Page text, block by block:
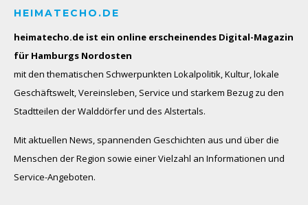
HEIMATECHO.DE
heimatecho.de ist ein online erscheinendes Digital-Magazin
für Hamburgs Nordosten
mit den thematischen Schwerpunkten Lokalpolitik, Kultur, lokale
Geschäftswelt, Vereinsleben, Service und starkem Bezug zu den
Stadtteilen der Walddörfer und des Alstertals.
Mit aktuellen News, spannenden Geschichten aus und über die
Menschen der Region sowie einer Vielzahl an Informationen und
Service-Angeboten.